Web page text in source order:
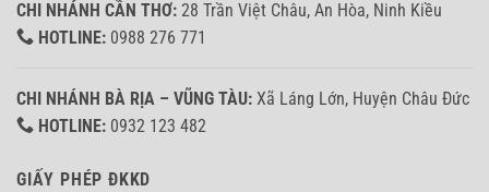
CHI NHÁNH CẦN THƠ: 28 Trần Việt Châu, An Hòa, Ninh Kiều
HOTLINE: 0988 276 771
CHI NHÁNH BÀ RỊA – VŨNG TÀU: Xã Láng Lớn, Huyện Châu Đức
HOTLINE: 0932 123 482
GIẤY PHÉP ĐKKD